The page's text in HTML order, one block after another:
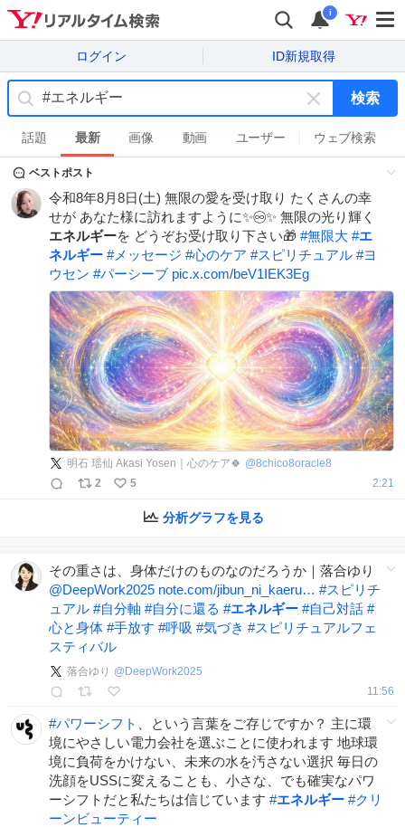
i
ログイン ID新規取得
キ
ー
ワ
ド
を
消
す
検索
話題 最新 画像 動画 ユーザー ウェブ検索
ベストポスト
令和8年8月8日(土) 無限の愛を受け取り たくさんの幸
せが あなた様に訪れますように✨️♾️✨️ 無限の光り輝く
エネルギーを どうぞお受け取り下さい🎁 #無限大 #エ
ネルギー #メッセージ #心のケア #スピリチュアル #ヨ
ウセン #パーシーブ pic.x.com/beV1IEK3Eg
明石 瑶仙 Akasi Yosen｜心のケア🍀 @8chico8oracle8
2
5 2:21
分析グラフを見る
その重さは、身体だけのものなのだろうか｜落合ゆり
@DeepWork2025 note.com/jibun_ni_kaeru… #スピリチ
ュアル #自分軸 #自分に還る #エネルギー #自己対話 #
心と身体 #手放す #呼吸 #気づき #スピリチュアルフェ
スティバル
落合ゆり @ DeepWork2025
11:56
#パワーシフト
、という言葉をご存じですか？ 主に環
境にやさしい電力会社を選ぶことに使われます 地球環
境に負荷をかけない、未来の水を汚さない選択 毎日の
洗顔をUSSに変えることも、小さな、でも確実なパワ
ーシフトだと私たちは信じています #エネルギー #クリ
ーンビューティー